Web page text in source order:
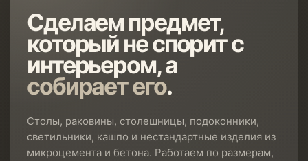
Сделаем предмет,
который не спорит с
интерьером, а
собирает его.
Столы, раковины, столешницы, подоконники,
светильники, кашпо и нестандартные изделия из
микроцемента и бетона. Работаем по размерам,